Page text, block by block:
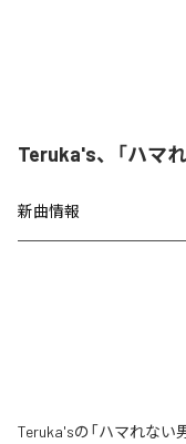
Teruka's、「ハマ
新曲情報
Teruka'sの「ハマれない